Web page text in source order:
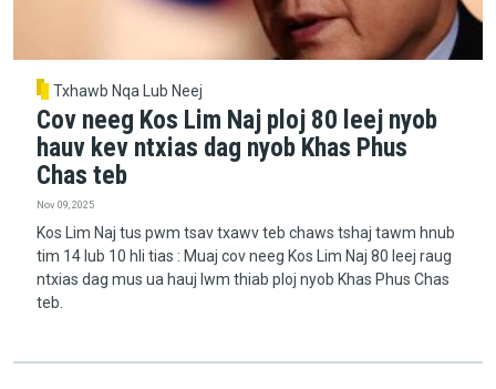
Txhawb Nqa Lub Neej
Cov neeg Kos Lim Naj ploj 80 leej nyob
hauv kev ntxias dag nyob Khas Phus
Chas teb
Nov 09, 2025
Kos Lim Naj tus pwm tsav txawv teb chaws tshaj tawm hnub
tim 14 lub 10 hli tias : Muaj cov neeg Kos Lim Naj 80 leej raug
ntxias dag mus ua hauj lwm thiab ploj nyob Khas Phus Chas
teb.